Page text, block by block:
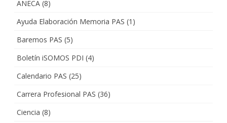
ANECA (8)
Ayuda Elaboración Memoria PAS (1)
Baremos PAS (5)
Boletín iSOMOS PDI (4)
Calendario PAS (25)
Carrera Profesional PAS (36)
Ciencia (8)